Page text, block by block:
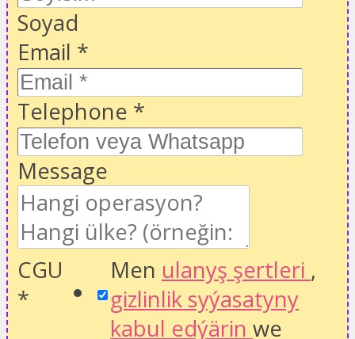
Soyad
Email *
Telephone *
Message
CGU
*
Men ulanyş şertleri ,
gizlinlik syýasatyny
kabul edýärin we